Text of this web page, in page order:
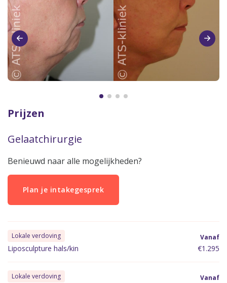
Prijzen
Gelaatchirurgie
Benieuwd naar alle mogelijkheden?
Plan je intakegesprek
Lokale verdoving
Liposculpture hals/kin
Vanaf
€1.295
Lokale verdoving Vanaf